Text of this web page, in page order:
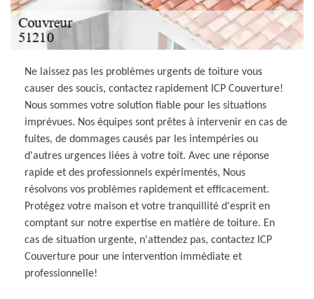
Ne laissez pas les problèmes urgents de toiture vous
causer des soucis, contactez rapidement ICP Couverture!
Nous sommes votre solution fiable pour les situations
imprévues. Nos équipes sont prêtes à intervenir en cas de
fuites, de dommages causés par les intempéries ou
d'autres urgences liées à votre toit. Avec une réponse
rapide et des professionnels expérimentés, Nous
résolvons vos problèmes rapidement et efficacement.
Protégez votre maison et votre tranquillité d'esprit en
comptant sur notre expertise en matière de toiture. En
cas de situation urgente, n'attendez pas, contactez ICP
Couverture pour une intervention immédiate et
professionnelle!